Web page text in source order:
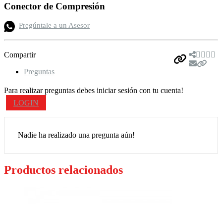
Conector de Compresión
Pregúntale a un Asesor
Compartir
Preguntas
Para realizar preguntas debes iniciar sesión con tu cuenta!
LOGIN
Nadie ha realizado una pregunta aún!
Productos relacionados